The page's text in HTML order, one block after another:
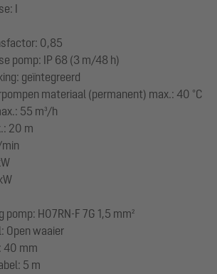
I
0,85
pomp: IP 68 (3 m/48 h)
geïntegreerd
materiaal (permanent) max.: 40 °C
55 m³/h
20 m
H07RN-F 7G 1,5 mm²
Open waaier
40 mm
5 m